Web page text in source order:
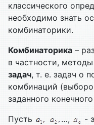
классического
необходимо знать
комбинаторики.
Комбинаторика –
в частности,
задач, т. е. задач о
комбинаций
заданного
Пусть
…,
-